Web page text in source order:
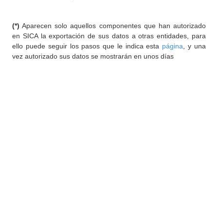
(*) Aparecen solo aquellos componentes que han autorizado
en SICA la exportación de sus datos a otras entidades, para
ello puede seguir los pasos que le indica esta página , y una
vez autorizado sus datos se mostrarán en unos días